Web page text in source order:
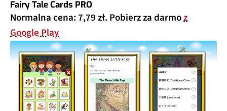
Fairy Tale Cards PRO
Normalna cena: 7,79 zł. Pobierz za darmoz
Google Play